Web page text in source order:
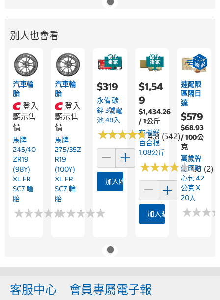
別人也會看
汽車輪
胎
登入
顯示售
價
馬牌
245/40
ZR19
(98Y)
XL FR
SC7 輪
胎
★★★★★
★★★★★
汽車輪
胎
登入
顯示售
價
馬牌
275/35Z
R19
(100Y)
XL FR
SC7 輪
胎
★★★★★
★★★★★
$319
永備 碳
鋅 3號電
池 48入
★★★★★
★★★★★4.8 (542)
加入購物車
$1,54
9
$1,434.26
/ 1公斤
有機鮮
百合根
1.08公斤
★★★★★
★★★★★4.0 (2)
加入購物車
速配限
區隔日
達
$579
$68.93
/ 100公
克
萬歲牌
總匯點
心包 42
公克 X
20入
★★★
★★★
客服中心 會員專屬電子報